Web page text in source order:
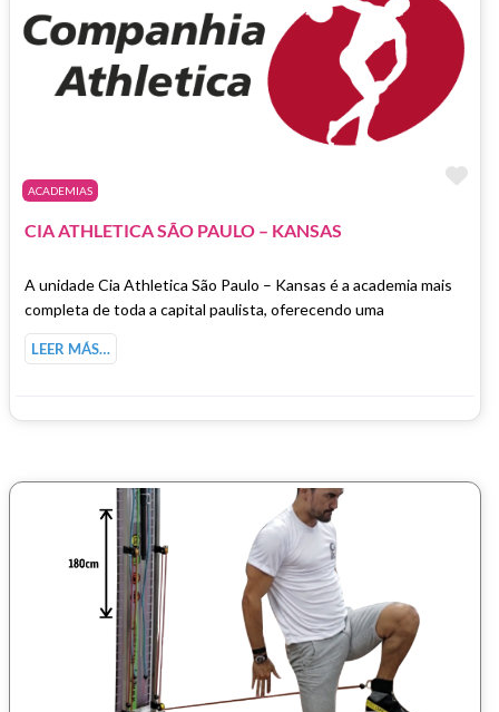
ACADEMIAS
CIA ATHLETICA SÃO PAULO – KANSAS
A unidade Cia Athletica São Paulo – Kansas é a academia mais
completa de toda a capital paulista, oferecendo uma
LEER MÁS…